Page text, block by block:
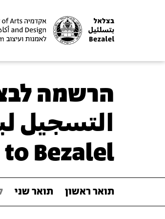
הרשמה
التسجيل
Bezalel
תואר ראשון תואר שני